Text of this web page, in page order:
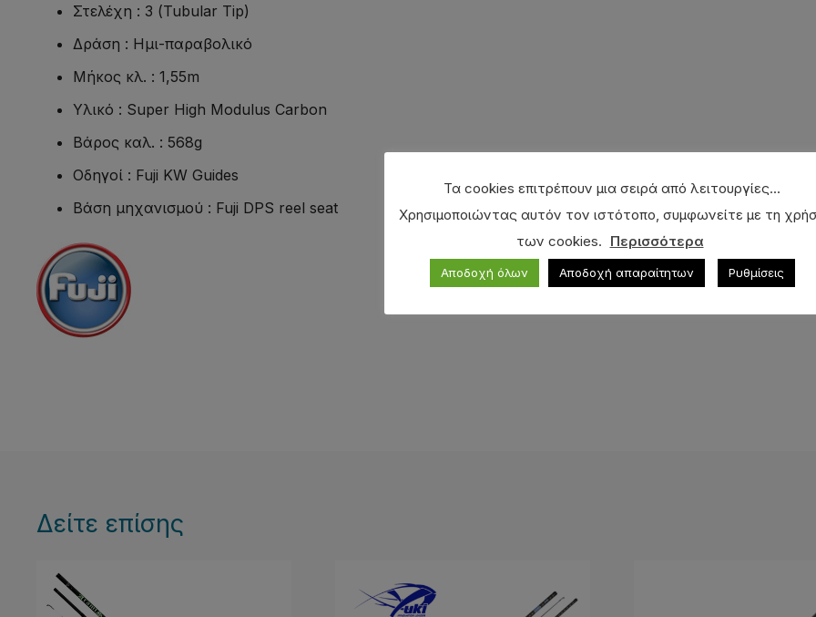
Στελέχη : 3 (Tubular Tip)
Δράση : Ημι-παραβολικό
Μήκος κλ. : 1,55m
Υλικό : Super High Modulus Carbon
Βάρος καλ. : 568g
Οδηγοί : Fuji KW Guides
Βάση μηχανισμού : Fuji DPS reel seat
Δείτε επίσης
Τα cookies επιτρέπουν μια σειρά από λειτουργίες...
Χρησιμοποιώντας αυτόν τον ιστότοπο, συμφωνείτε με τη
των cookies. Περισσότερα
Αποδοχή όλων Αποδοχή απαραίτητων Ρυθμίσεις